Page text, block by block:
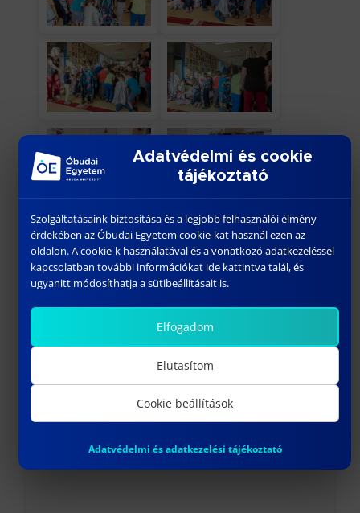
Adatvédelmi és cookie
tájékoztató
Szolgáltatásaink biztosítása és a legjobb felhasználói élmény
érdekében az Óbudai Egyetem cookie-kat használ ezen az
oldalon. A cookie-k használatával és a vonatkozó adatkezeléssel
kapcsolatban további információkat ide kattintva talál, és
ugyanitt módosíthatja a sütibeállításait is.
Elfogadom
Elutasítom
Cookie beállítások
Adatvédelmi és adatkezelési tájékoztató